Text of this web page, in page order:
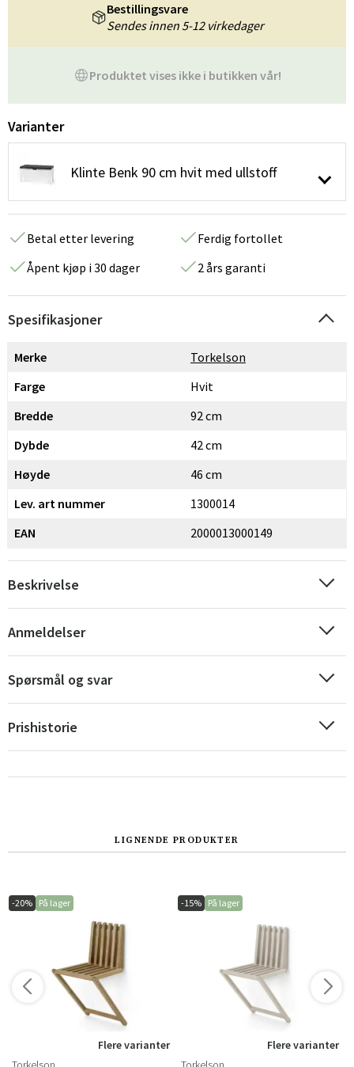
Danmark
Norge
Produktet vises ikke i butikken vår!
Bestillingsvare
Sendes innen 5-12 virkedager
Varianter
Klinte Benk 90 cm hvit med ullstoff
Betal etter levering
Ferdig fortollet
Åpent kjøp i 30 dager
2 års garanti
Spesifikasjoner
Merke
Torkelson
Farge
Hvit
Bredde
92 cm
Dybde
42 cm
Høyde
46 cm
Lev. art nummer
1300014
EAN
2000013000149
Beskrivelse
Anmeldelser
Spørsmål og svar
Prishistorie
LIGNENDE PRODUKTER
-20% På lager
Flere varianter
-15% På lager
Flere varianter